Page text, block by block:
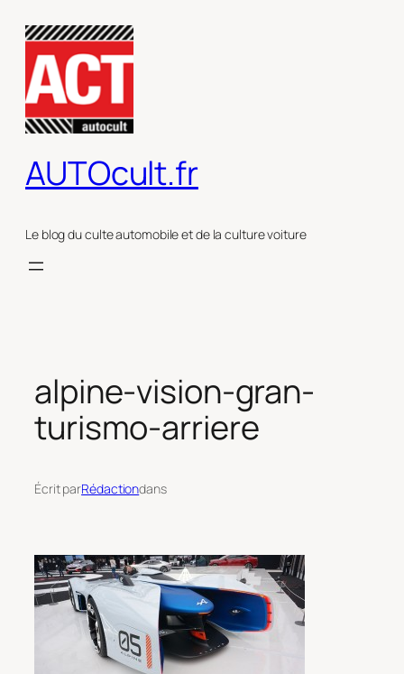
contenu
AUTOcult.fr
Le blog du culte automobile et de la culture voiture
alpine-vision-gran-
turismo-arriere
Écrit parRédactiondans